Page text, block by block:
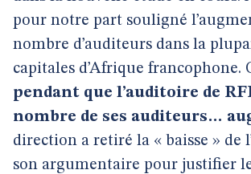
pour notre part souligné
nombre d’auditeurs dans la
capitales d’Afrique francophone.
pendant que l’auditoire de
nombre de ses auditeurs…
direction a retiré la « baisse » de
son argumentaire pour justifier